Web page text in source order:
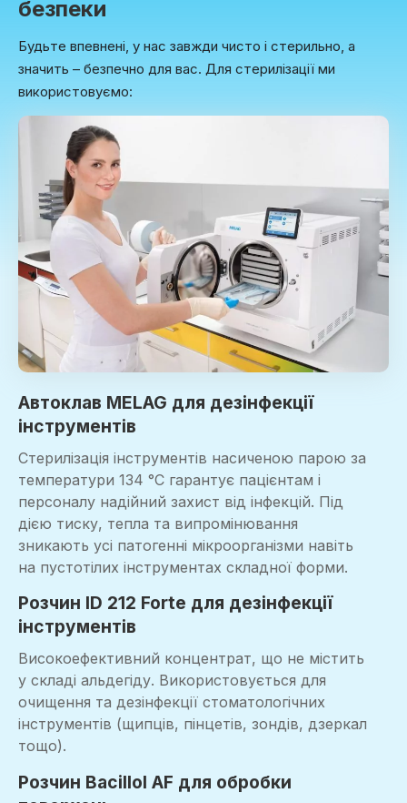
безпеки
Будьте впевнені, у нас завжди чисто і стерильно, а
значить – безпечно для вас. Для стерилізації ми
використовуємо:
Автоклав MELAG для дезінфекції
інструментів
Стерилізація інструментів насиченою парою за
температури 134 °C гарантує пацієнтам і
персоналу надійний захист від інфекцій. Під
дією тиску, тепла та випромінювання
зникають усі патогенні мікроорганізми навіть
на пустотілих інструментах складної форми.
Розчин ID 212 Forte для дезінфекції
інструментів
Високоефективний концентрат, що не містить
у складі альдегіду. Використовується для
очищення та дезінфекції стоматологічних
інструментів (щипців, пінцетів, зондів, дзеркал
тощо).
Розчин Bacillol AF для обробки